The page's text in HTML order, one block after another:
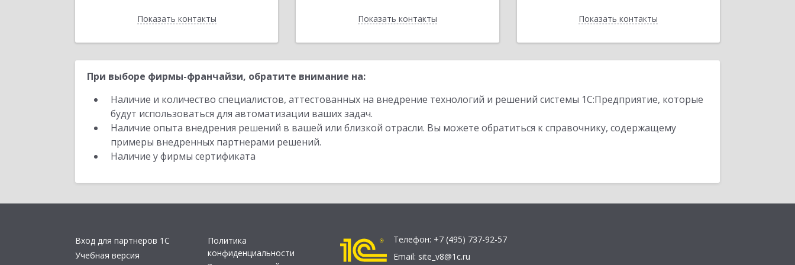
Показать контакты
Назад Показать контакты
Назад Показать контакты
Назад
При выборе фирмы-франчайзи, обратите внимание на:
Наличие и количество специалистов, аттестованных на внедрение технологий и решений системы 1С:Предприятие, которые
будут использоваться для автоматизации ваших задач.
Наличие опыта внедрения решений в вашей или близкой отрасли. Вы можете обратиться к справочнику, содержащему
примеры внедренных партнерами решений.
Наличие у фирмы сертификата
Вход для партнеров 1С
Учебная версия
Политика
конфиденциальности
Телефон: +7 (495) 737-92-57
Email: site_v8@1c.ru